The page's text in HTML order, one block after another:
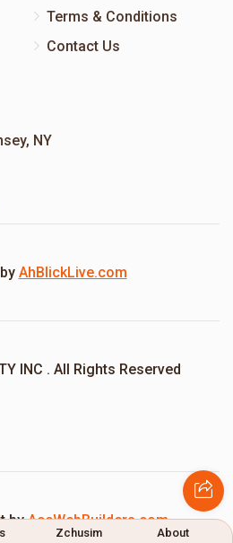
Terms & Conditions
Contact Us
NY
AhBlickLive.com
INC . All Rights Reserved
byAceWebBuilders.com
Zchusim About